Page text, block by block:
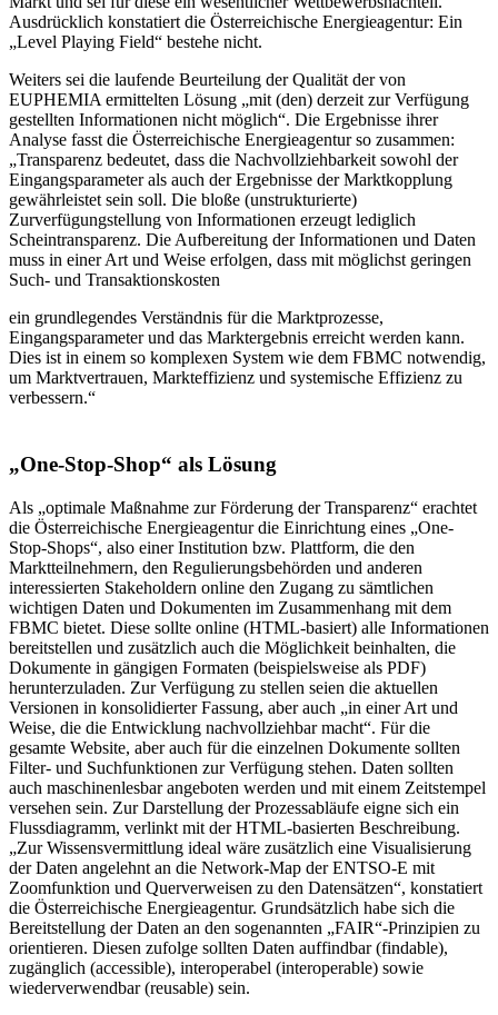
Ausdrücklich konstatiert die Österreichische Energieagentur: Ein
„Level Playing Field“ bestehe nicht.
Weiters sei die laufende Beurteilung der Qualität der von
EUPHEMIA ermittelten Lösung „mit (den) derzeit zur Verfügung
gestellten Informationen nicht möglich“. Die Ergebnisse ihrer
Analyse fasst die Österreichische Energieagentur so zusammen:
„Transparenz bedeutet, dass die Nachvollziehbarkeit sowohl der
Eingangsparameter als auch der Ergebnisse der Marktkopplung
gewährleistet sein soll. Die bloße (unstrukturierte)
Zurverfügungstellung von Informationen erzeugt lediglich
Scheintransparenz. Die Aufbereitung der Informationen und Daten
muss in einer Art und Weise erfolgen, dass mit möglichst geringen
Such- und Transaktionskosten
ein grundlegendes Verständnis für die Marktprozesse,
Eingangsparameter und das Marktergebnis erreicht werden kann.
Dies ist in einem so komplexen System wie dem FBMC notwendig,
um Marktvertrauen, Markteffizienz und systemische Effizienz zu
verbessern.“
„One-Stop-Shop“ als Lösung
Als „optimale Maßnahme zur Förderung der Transparenz“ erachtet
die Österreichische Energieagentur die Einrichtung eines „One-
Stop-Shops“, also einer Institution bzw. Plattform, die den
Marktteilnehmern, den Regulierungsbehörden und anderen
interessierten Stakeholdern online den Zugang zu sämtlichen
wichtigen Daten und Dokumenten im Zusammenhang mit dem
FBMC bietet. Diese sollte online (HTML-basiert) alle Informationen
bereitstellen und zusätzlich auch die Möglichkeit beinhalten, die
Dokumente in gängigen Formaten (beispielsweise als PDF)
herunterzuladen. Zur Verfügung zu stellen seien die aktuellen
Versionen in konsolidierter Fassung, aber auch „in einer Art und
Weise, die die Entwicklung nachvollziehbar macht“. Für die
gesamte Website, aber auch für die einzelnen Dokumente sollten
Filter- und Suchfunktionen zur Verfügung stehen. Daten sollten
auch maschinenlesbar angeboten werden und mit einem Zeitstempel
versehen sein. Zur Darstellung der Prozessabläufe eigne sich ein
Flussdiagramm, verlinkt mit der HTML-basierten Beschreibung.
„Zur Wissensvermittlung ideal wäre zusätzlich eine Visualisierung
der Daten angelehnt an die Network-Map der ENTSO-E mit
Zoomfunktion und Querverweisen zu den Datensätzen“, konstatiert
die Österreichische Energieagentur. Grundsätzlich habe sich die
Bereitstellung der Daten an den sogenannten „FAIR“-Prinzipien zu
orientieren. Diesen zufolge sollten Daten auffindbar (findable),
zugänglich (accessible), interoperabel (interoperable) sowie
wiederverwendbar (reusable) sein.